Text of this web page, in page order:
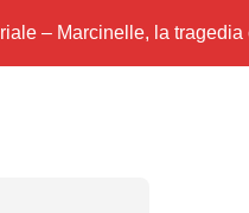
– Marcinelle, la